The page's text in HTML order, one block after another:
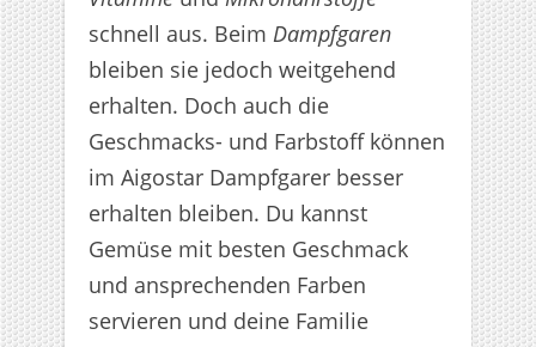
schnell aus. Beim Dampfgaren
bleiben sie jedoch weitgehend
erhalten. Doch auch die
Geschmacks- und Farbstoff können
im Aigostar Dampfgarer besser
erhalten bleiben. Du kannst
Gemüse mit besten Geschmack
und ansprechenden Farben
servieren und deine Familie